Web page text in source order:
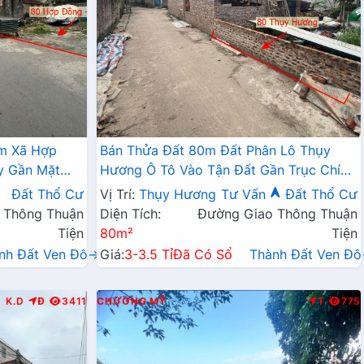
Xã Hợp
Gần Mặt
Đất Thổ Cư
Thuận
Tiện
Đất Ven Đô→
Bán Thửa Đất 80m Đất Phân Lô Thụy
Hương Ô Tô Vào Tận Đất Gần Trục Chính
Kinh Doanh Liên Huyện
Vị Trí: Thụy Hương Tư Vấn
Đất Thổ Cư
Diện Tích:
80m²
Đường Giao Thông Thuận
Tiện
Giá:3-3.5 TỉĐã Có Sổ Thành Đất Ven
K.D Đ 3411 CHƯƠNG MỸ T 775